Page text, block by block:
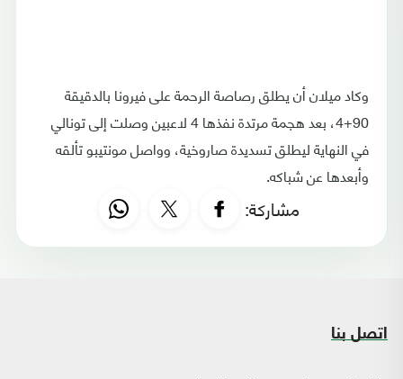
وكاد ميلان أن يطلق رصاصة الرحمة على فيرونا بالدقيقة
90+4، بعد هجمة مرتدة نفذها 4 لاعبين وصلت إلى تونالي
في النهاية ليطلق تسديدة صاروخية، وواصل مونتيبو تألقه
وأبعدها عن شباكه.
مشاركة:
اتصل بنا